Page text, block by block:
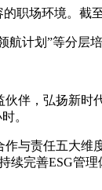
职场环境。截
航计划”等分层
伴，弘扬新
。
与责任五大
续完善ESG管